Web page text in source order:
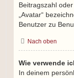
Beitragszahl
„Avatar“
Benutzer zu
Nach oben
Wie verwende
In deinem